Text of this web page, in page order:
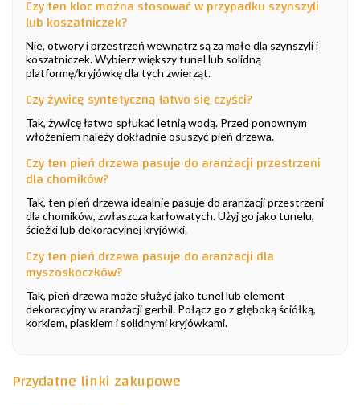
Czy ten kloc można stosować w przypadku szynszyli
lub koszatniczek?
Nie, otwory i przestrzeń wewnątrz są za małe dla szynszyli i
koszatniczek. Wybierz większy tunel lub solidną
platformę/kryjówkę dla tych zwierząt.
Czy żywicę syntetyczną łatwo się czyści?
Tak, żywicę łatwo spłukać letnią wodą. Przed ponownym
włożeniem należy dokładnie osuszyć pień drzewa.
Czy ten pień drzewa pasuje do aranżacji przestrzeni
dla chomików?
Tak, ten pień drzewa idealnie pasuje do aranżacji przestrzeni
dla chomików, zwłaszcza karłowatych. Użyj go jako tunelu,
ścieżki lub dekoracyjnej kryjówki.
Czy ten pień drzewa pasuje do aranżacji dla
myszoskoczków?
Tak, pień drzewa może służyć jako tunel lub element
dekoracyjny w aranżacji gerbil. Połącz go z głęboką ściółką,
korkiem, piaskiem i solidnymi kryjówkami.
Przydatne linki zakupowe